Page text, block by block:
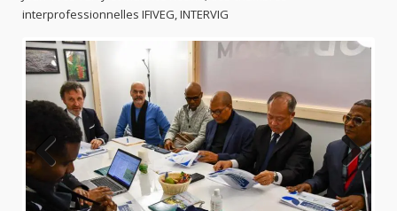
interprofessionnelles IFIVEG, INTERVIG
Previo
Next